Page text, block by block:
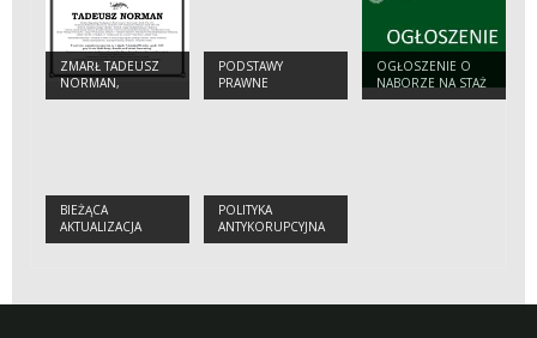
ZMARŁ TADEUSZ
NORMAN,
EMERYTOWANY
PODSTAWY
PRAWNE
OGŁOSZENIE O
NABORZE NA STAŻ
DLA
BIEŻĄCA
AKTUALIZACJA
POLITYKA
ANTYKORUPCYJNA